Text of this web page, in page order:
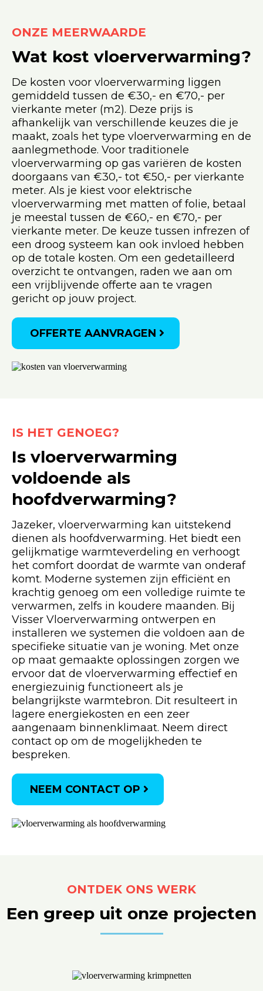
ONZE MEERWAARDE
Wat kost vloerverwarming?
De kosten voor vloerverwarming liggen
gemiddeld tussen de €30,- en €70,- per
vierkante meter (m2). Deze prijs is
afhankelijk van verschillende keuzes die je
maakt, zoals het type vloerverwarming en de
aanlegmethode. Voor traditionele
vloerverwarming op gas variëren de kosten
doorgaans van €30,- tot €50,- per vierkante
meter. Als je kiest voor elektrische
vloerverwarming met matten of folie, betaal
je meestal tussen de €60,- en €70,- per
vierkante meter. De keuze tussen infrezen of
een droog systeem kan ook invloed hebben
op de totale kosten. Om een gedetailleerd
overzicht te ontvangen, raden we aan om
een vrijblijvende offerte aan te vragen
gericht op jouw project.
OFFERTE AANVRAGEN
IS HET GENOEG?
Is vloerverwarming
voldoende als
hoofdverwarming?
Jazeker, vloerverwarming kan uitstekend
dienen als hoofdverwarming. Het biedt een
gelijkmatige warmteverdeling en verhoogt
het comfort doordat de warmte van onderaf
komt. Moderne systemen zijn efficiënt en
krachtig genoeg om een volledige ruimte te
verwarmen, zelfs in koudere maanden. Bij
Visser Vloerverwarming ontwerpen en
installeren we systemen die voldoen aan de
specifieke situatie van je woning. Met onze
op maat gemaakte oplossingen zorgen we
ervoor dat de vloerverwarming effectief en
energiezuinig functioneert als je
belangrijkste warmtebron. Dit resulteert in
lagere energiekosten en een zeer
aangenaam binnenklimaat. Neem direct
contact op om de mogelijkheden te
bespreken.
NEEM CONTACT OP
ONTDEK ONS WERK
Een greep uit onze projecten